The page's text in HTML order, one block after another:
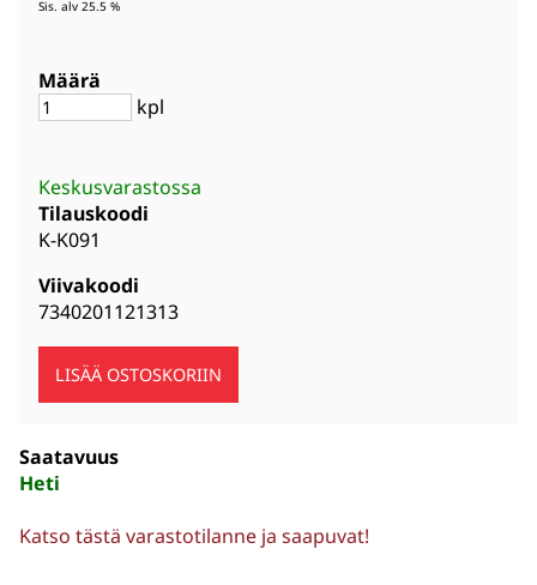
Sis. alv 25.5 %
Määrä
kpl
Keskusvarastossa
Tilauskoodi
K-K091
Viivakoodi
7340201121313
Saatavuus
Heti
Katso tästä varastotilanne ja saapuvat!